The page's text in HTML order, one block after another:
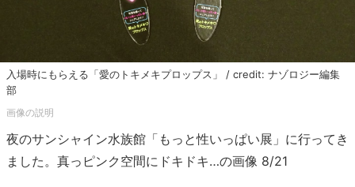
入場時にもらえる「愛のトキメキプロップス」 / credit: ナゾロジー編集
部
夜のサンシャイン水族館「もっと性いっぱい展」に行ってき
ました。真っピンク空間にドキドキ…の画像 8/21